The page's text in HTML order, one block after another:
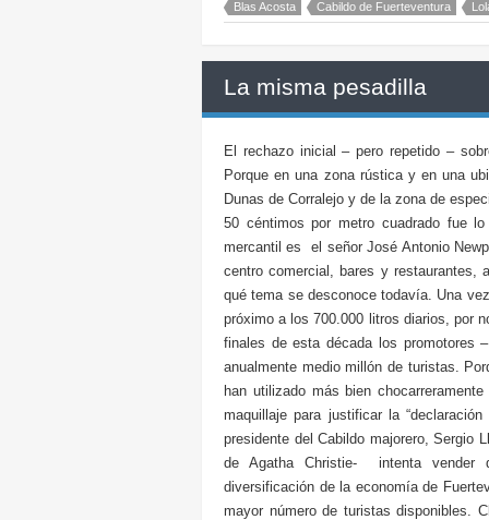
Blas Acosta
Cabildo de Fuerteventura
La misma pesadilla
El rechazo inicial – pero repetido –
Porque en una zona rústica y en una
Dunas de Corralejo y de la zona de
50 céntimos por metro cuadrado fue
mercantil es el señor José Antonio
centro comercial, bares y restaurantes,
qué tema se desconoce todavía. Una
próximo a los 700.000 litros diarios, por
finales de esta década los promotores
anualmente medio millón de turistas.
han utilizado más bien
maquillaje para justificar la
presidente del Cabildo majorero, Sergio
de Agatha Christie- intenta vender
diversificación de la economía de
mayor número de turistas disponibles.